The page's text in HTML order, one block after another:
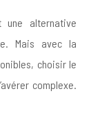
alternative
Mais avec la
choisir le
complexe.